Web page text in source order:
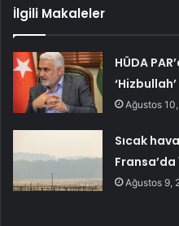
İlgili Makaleler
HÜDA
Ağustos
Sıcak
Fransa’da
Ağustos 9,